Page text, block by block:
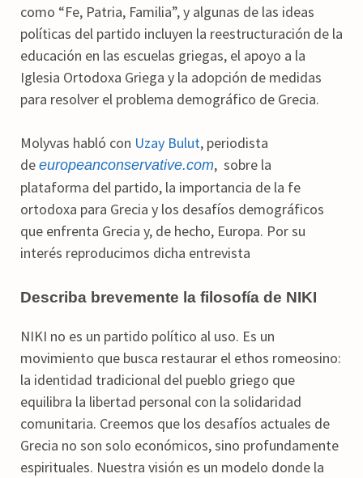
como “Fe, Patria, Familia”, y algunas de las ideas
políticas del partido incluyen la reestructuración de la
educación en las escuelas griegas, el apoyo a la
Iglesia Ortodoxa Griega y la adopción de medidas
para resolver el problema demográfico de Grecia.
Molyvas habló con Uzay Bulut, periodista
de europeanconservative.com, sobre la
plataforma del partido, la importancia de la fe
ortodoxa para Grecia y los desafíos demográficos
que enfrenta Grecia y, de hecho, Europa. Por su
interés reproducimos dicha entrevista
Describa brevemente la filosofía de NIKI
NIKI no es un partido político al uso. Es un
movimiento que busca restaurar el ethos romeosino:
la identidad tradicional del pueblo griego que
equilibra la libertad personal con la solidaridad
comunitaria. Creemos que los desafíos actuales de
Grecia no son solo económicos, sino profundamente
espirituales. Nuestra visión es un modelo donde la